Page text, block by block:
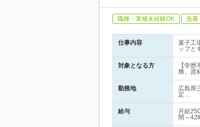
職種・業種未経験OK 急募
仕事内容
菓子工
ップと
対象となる方
【学
務、資
勤務地
広島県
定…
給与
月給
間～